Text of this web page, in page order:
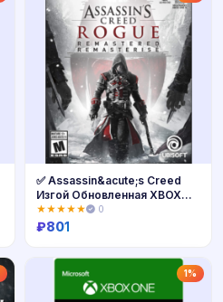
✅ Assassin&acute;s Creed
Изгой Обновленная XBOX
ONE Ключ 🔑
★★★★★ 0
₽801
1%